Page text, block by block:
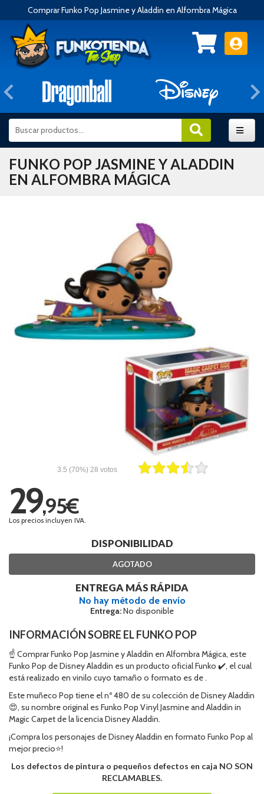
Comprar Funko Pop Jasmine y Aladdin en Alfombra Mágica
Anterior
FUNKO POP JASMINE Y ALADDIN
EN ALFOMBRA MÁGICA
3.5 (70%) 28 votos
29,95€
Los precios incluyen IVA.
DISPONIBILIDAD
AGOTADO
ENTREGA MÁS RÁPIDA
No hay método de envío
Entrega:No disponible
INFORMACIÓN SOBRE EL FUNKO POP
☝ Comprar Funko Pop Jasmine y Aladdin en Alfombra Mágica, este
Funko Pop de Disney Aladdin es un producto oficial Funko ✔️, el cual
está realizado en vinilo cuyo tamaño o formato es de .
Este muñeco Pop tiene el nº 480 de su colección de Disney Aladdin
😍, su nombre original es Funko Pop Vinyl Jasmine and Aladdin in
Magic Carpet de la licencia Disney Aladdin.
¡Compra los personajes de Disney Aladdin en formato Funko Pop al
mejor precio⭐!
Los defectos de pintura o pequeños defectos en caja NO SON
RECLAMABLES.